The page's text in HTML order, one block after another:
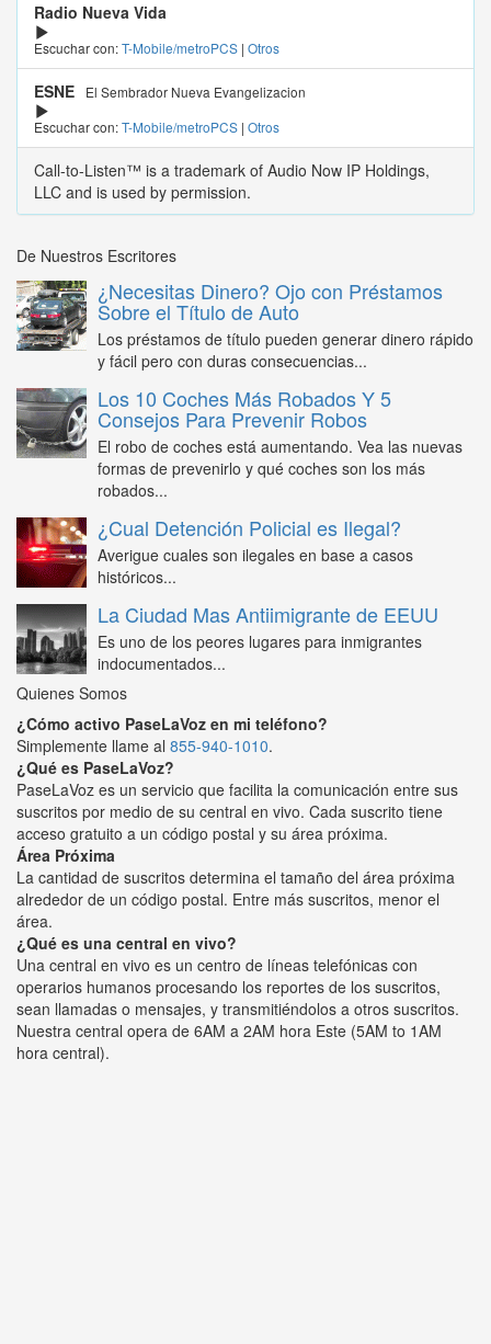
Radio Nueva Vida
Escuchar con:T-Mobile/metroPCS | Otros
ESNE
El Sembrador Nueva Evangelizacion
Escuchar con:T-Mobile/metroPCS | Otros
Call-to-Listen™ is a trademark of Audio Now IP Holdings,
LLC and is used by permission.
De Nuestros Escritores
¿Necesitas Dinero? Ojo con Préstamos
Sobre el Título de Auto
Los préstamos de título pueden generar dinero rápido
y fácil pero con duras consecuencias...
Los 10 Coches Más Robados Y 5
Consejos Para Prevenir Robos
El robo de coches está aumentando. Vea las nuevas
formas de prevenirlo y qué coches son los más
robados...
¿Cual Detención Policial es Ilegal?
Averigue cuales son ilegales en base a casos
históricos...
La Ciudad Mas Antiimigrante de EEUU
Es uno de los peores lugares para inmigrantes
indocumentados...
Quienes Somos
¿Cómo activo PaseLaVoz en mi teléfono?
Simplemente llame al 855-940-1010.
¿Qué es PaseLaVoz?
PaseLaVoz es un servicio que facilita la comunicación entre sus
suscritos por medio de su central en vivo. Cada suscrito tiene
acceso gratuito a un código postal y su área próxima.
Área Próxima
La cantidad de suscritos determina el tamaño del área próxima
alrededor de un código postal. Entre más suscritos, menor el
área.
¿Qué es una central en vivo?
Una central en vivo es un centro de líneas telefónicas con
operarios humanos procesando los reportes de los suscritos,
sean llamadas o mensajes, y transmitiéndolos a otros suscritos.
Nuestra central opera de 6AM a 2AM hora Este (5AM to 1AM
hora central).